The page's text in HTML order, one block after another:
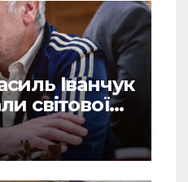
Іванчук
світової